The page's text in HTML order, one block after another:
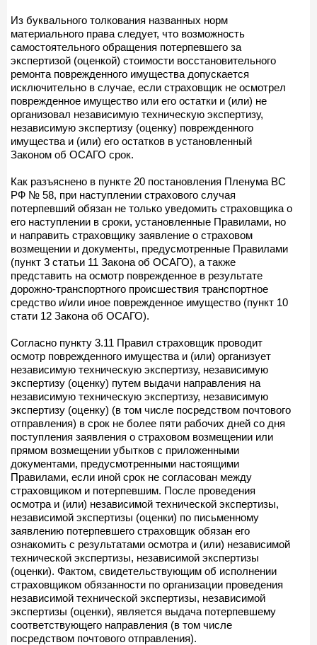
Из буквального толкования названных норм
материального права следует, что возможность
самостоятельного обращения потерпевшего за
экспертизой (оценкой) стоимости восстановительного
ремонта поврежденного имущества допускается
исключительно в случае, если страховщик не осмотрел
поврежденное имущество или его остатки и (или) не
организовал независимую техническую экспертизу,
независимую экспертизу (оценку) поврежденного
имущества и (или) его остатков в установленный
Законом об ОСАГО срок.
Как разъяснено в пункте 20 постановления Пленума ВС
РФ № 58, при наступлении страхового случая
потерпевший обязан не только уведомить страховщика о
его наступлении в сроки, установленные Правилами, но
и направить страховщику заявление о страховом
возмещении и документы, предусмотренные Правилами
(пункт 3 статьи 11 Закона об ОСАГО), а также
представить на осмотр поврежденное в результате
дорожно-транспортного происшествия транспортное
средство и/или иное поврежденное имущество (пункт 10
стати 12 Закона об ОСАГО).
Согласно пункту 3.11 Правил страховщик проводит
осмотр поврежденного имущества и (или) организует
независимую техническую экспертизу, независимую
экспертизу (оценку) путем выдачи направления на
независимую техническую экспертизу, независимую
экспертизу (оценку) (в том числе посредством почтового
отправления) в срок не более пяти рабочих дней со дня
поступления заявления о страховом возмещении или
прямом возмещении убытков с приложенными
документами, предусмотренными настоящими
Правилами, если иной срок не согласован между
страховщиком и потерпевшим. После проведения
осмотра и (или) независимой технической экспертизы,
независимой экспертизы (оценки) по письменному
заявлению потерпевшего страховщик обязан его
ознакомить с результатами осмотра и (или) независимой
технической экспертизы, независимой экспертизы
(оценки). Фактом, свидетельствующим об исполнении
страховщиком обязанности по организации проведения
независимой технической экспертизы, независимой
экспертизы (оценки), является выдача потерпевшему
соответствующего направления (в том числе
посредством почтового отправления).